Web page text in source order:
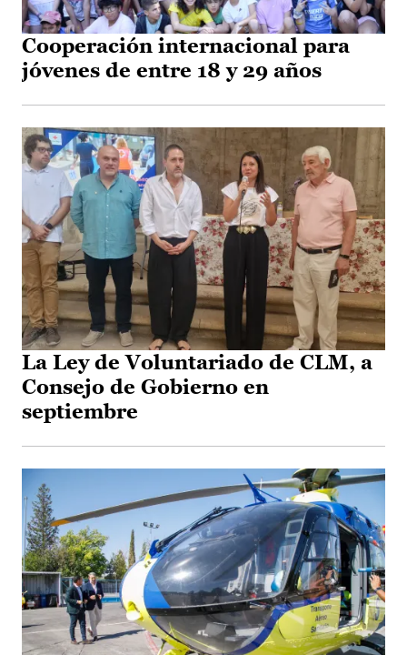
Cooperación internacional para
jóvenes de entre 18 y 29 años
La Ley de Voluntariado de CLM, a
Consejo de Gobierno en
septiembre